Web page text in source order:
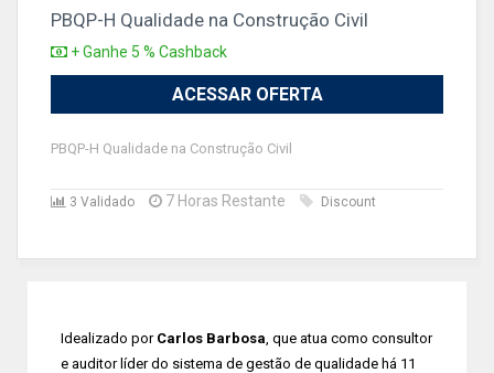
PBQP-H Qualidade na Construção Civil
+ Ganhe 5 % Cashback
ACESSAR OFERTA
PBQP-H Qualidade na Construção Civil
3 Validado 7 Horas Restante Discount
Idealizado por Carlos Barbosa, que atua como consultor
e auditor líder do sistema de gestão de qualidade há 11